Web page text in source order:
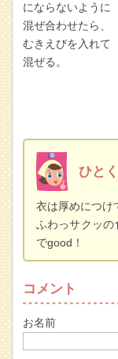
にならないように
混ぜ合わせたら、
むきえびを入れて
混ぜる。
ひと
衣は厚めにつ
ふわっサクッ
でgood！
コメント
お名前